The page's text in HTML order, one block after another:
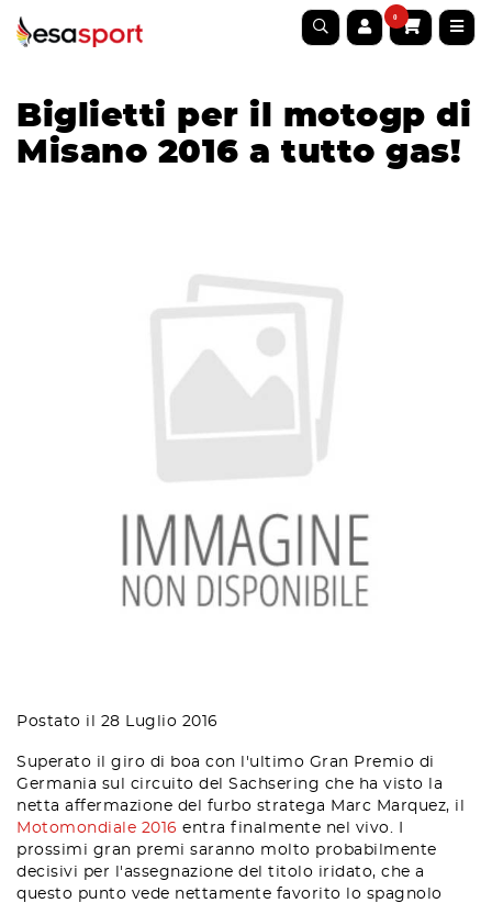
0
Biglietti per il motogp di
Misano 2016 a tutto gas!
Postato il 28 Luglio 2016
Superato il giro di boa con l'ultimo Gran Premio di
Germania sul circuito del Sachsering che ha visto la
netta affermazione del furbo stratega Marc Marquez, il
Motomondiale 2016 entra finalmente nel vivo. I
prossimi gran premi saranno molto probabilmente
decisivi per l'assegnazione del titolo iridato, che a
questo punto vede nettamente favorito lo spagnolo